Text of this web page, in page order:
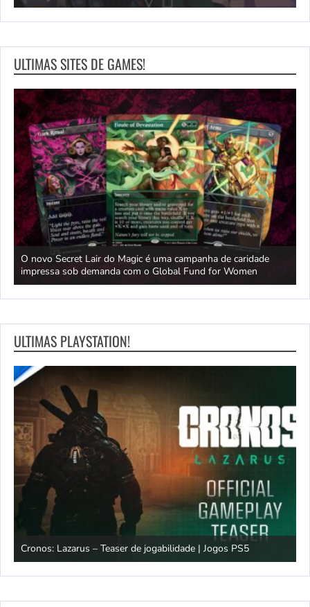
ULTIMAS SITES DE GAMES!
O novo Secret Lair do Magic é uma campanha de caridade
impressa sob demanda com o Global Fund for Women
ULTIMAS PLAYSTATION!
Cronos: Lazarus – Teaser de jogabilidade | Jogos PS5